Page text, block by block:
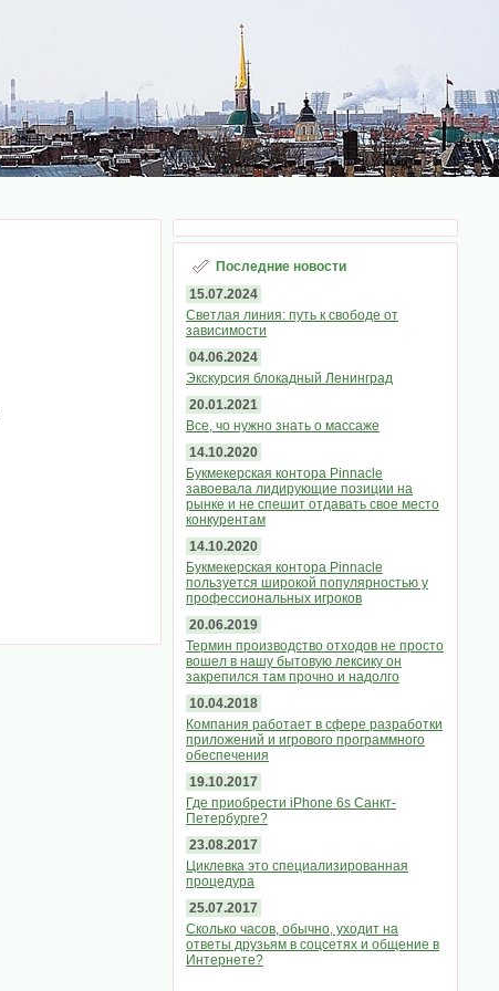
Последние новости
15.07.2024
Светлая линия: путь к свободе от
зависимости
04.06.2024
Экскурсия блокадный Ленинград
20.01.2021
Все, чо нужно знать о массаже
14.10.2020
Букмекерская контора Pinnacle
завоевала лидирующие позиции на
рынке и не спешит отдавать свое место
конкурентам
14.10.2020
Букмекерская контора Pinnacle
пользуется широкой популярностью у
профессиональных игроков
20.06.2019
Термин производство отходов не просто
вошел в нашу бытовую лексику он
закрепился там прочно и надолго
10.04.2018
Компания работает в сфере разработки
приложений и игрового программного
обеспечения
19.10.2017
Где приобрести iPhone 6s Санкт-
Петербурге?
23.08.2017
Циклевка это специализированная
процедура
25.07.2017
Сколько часов, обычно, уходит на
ответы друзьям в соцсетях и общение в
Интернете?